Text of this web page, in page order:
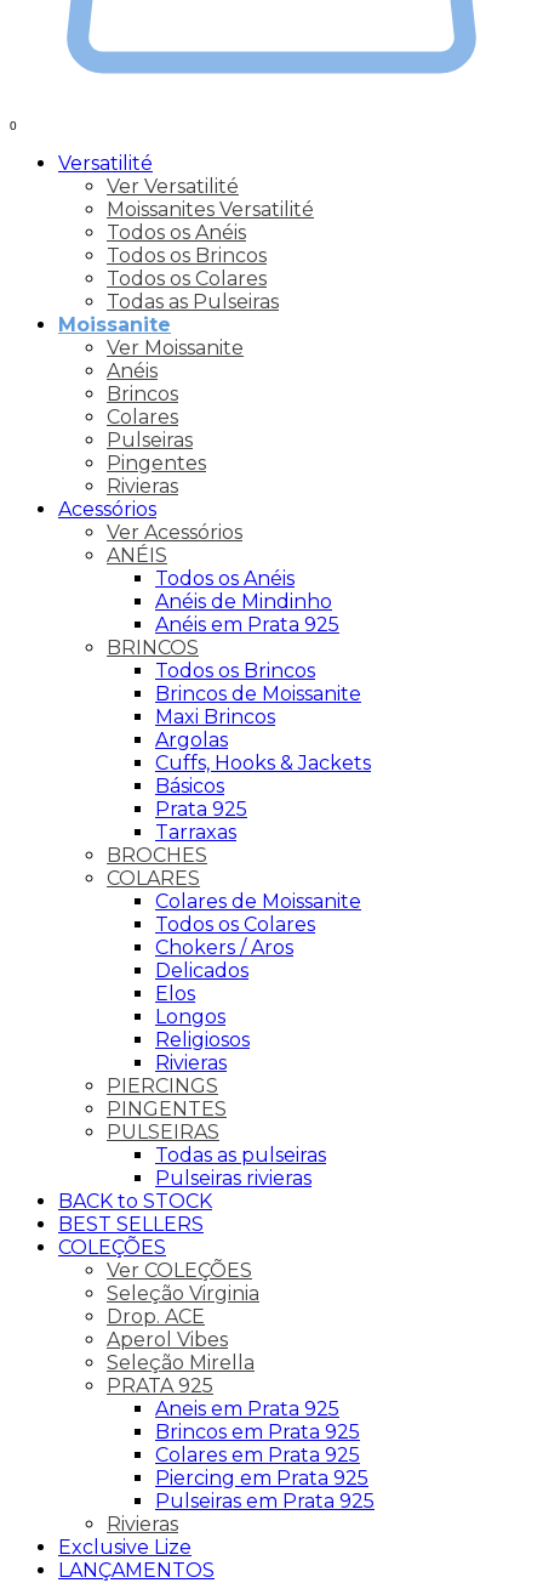
0
Versatilité
Ver Versatilité
Moissanites Versatilité
Todos os Anéis
Todos os Brincos
Todos os Colares
Todas as Pulseiras
Moissanite
Ver Moissanite
Anéis
Brincos
Colares
Pulseiras
Pingentes
Rivieras
Acessórios
Ver Acessórios
ANÉIS
Todos os Anéis
Anéis de Mindinho
Anéis em Prata 925
BRINCOS
Todos os Brincos
Brincos de Moissanite
Maxi Brincos
Argolas
Cuffs, Hooks & Jackets
Básicos
Prata 925
Tarraxas
BROCHES
COLARES
Colares de Moissanite
Todos os Colares
Chokers / Aros
Delicados
Elos
Longos
Religiosos
Rivieras
PIERCINGS
PINGENTES
PULSEIRAS
Todas as pulseiras
Pulseiras rivieras
BACK to STOCK
BEST SELLERS
COLEÇÕES
Ver COLEÇÕES
Seleção Virginia
Drop. ACE
Aperol Vibes
Seleção Mirella
PRATA 925
Aneis em Prata 925
Brincos em Prata 925
Colares em Prata 925
Piercing em Prata 925
Pulseiras em Prata 925
Rivieras
Exclusive Lize
LANÇAMENTOS